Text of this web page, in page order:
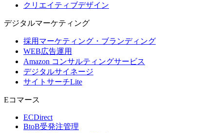
クリエイティブデザイン
デジタルマーケティング
採用マーケティング・ブランディング
WEB広告運用
Amazon コンサルティングサービス
デジタルサイネージ
サイトサーチLite
Eコマース
ECDirect
BtoB受発注管理